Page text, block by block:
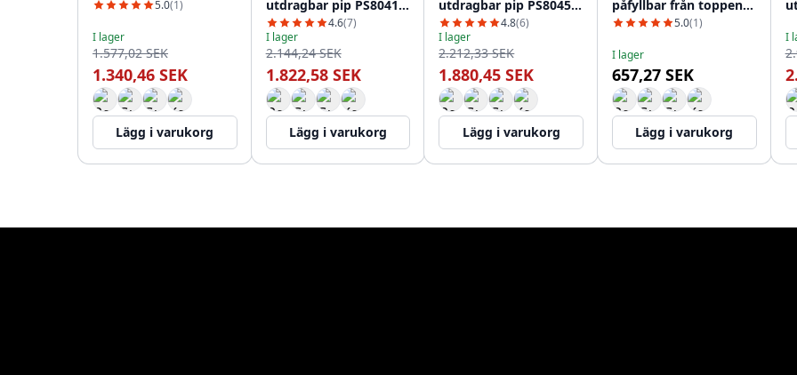
5.0(1)
I lager
1.577,02 SEK
1.340,46 SEK
Lägg i varukorg
utdragbar pip PS8041-
10
4.6(7)
I lager
2.144,24 SEK
1.822,58 SEK
Lägg i varukorg
utdragbar pip PS8045-
10
4.8(6)
I lager
2.212,33 SEK
1.880,45 SEK
Lägg i varukorg
påfyllbar från toppen
PS9010-105.0(1)
I lager
657,27 SEK
Lägg i varukorg
I